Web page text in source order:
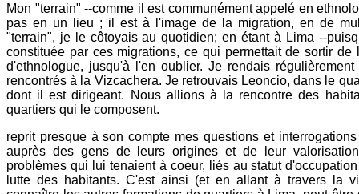
Mon "terrain" --comme il est communément appelé en
pas en un lieu ; il est à l'image de la migration, en de
"terrain", je le côtoyais au quotidien; en étant à Lima --
constituée par ces migrations, ce qui permettait de sortir de
d'ethnologue, jusqu'à l'en oublier. Je rendais
rencontrés à la Vizcachera. Je retrouvais Leoncio, dans le
dont il est dirigeant. Nous allions à la rencontre des
quartiers qui le composent.
reprit presque à son compte mes questions et
auprès des gens de leurs origines et de leur
problèmes qui lui tenaient à coeur, liés au statut
lutte des habitants. C'est ainsi (et en allant à travers la